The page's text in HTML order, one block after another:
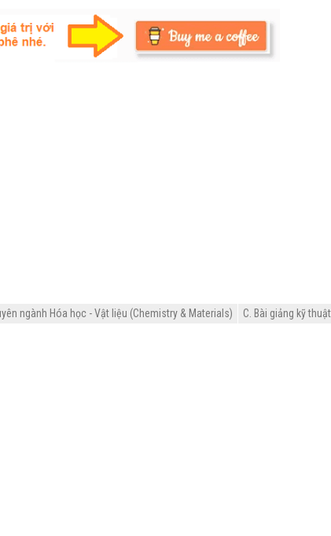
ngành Hóa học - Vật liệu (Chemistry & Materials) C. Bài giảng kỹ thuật